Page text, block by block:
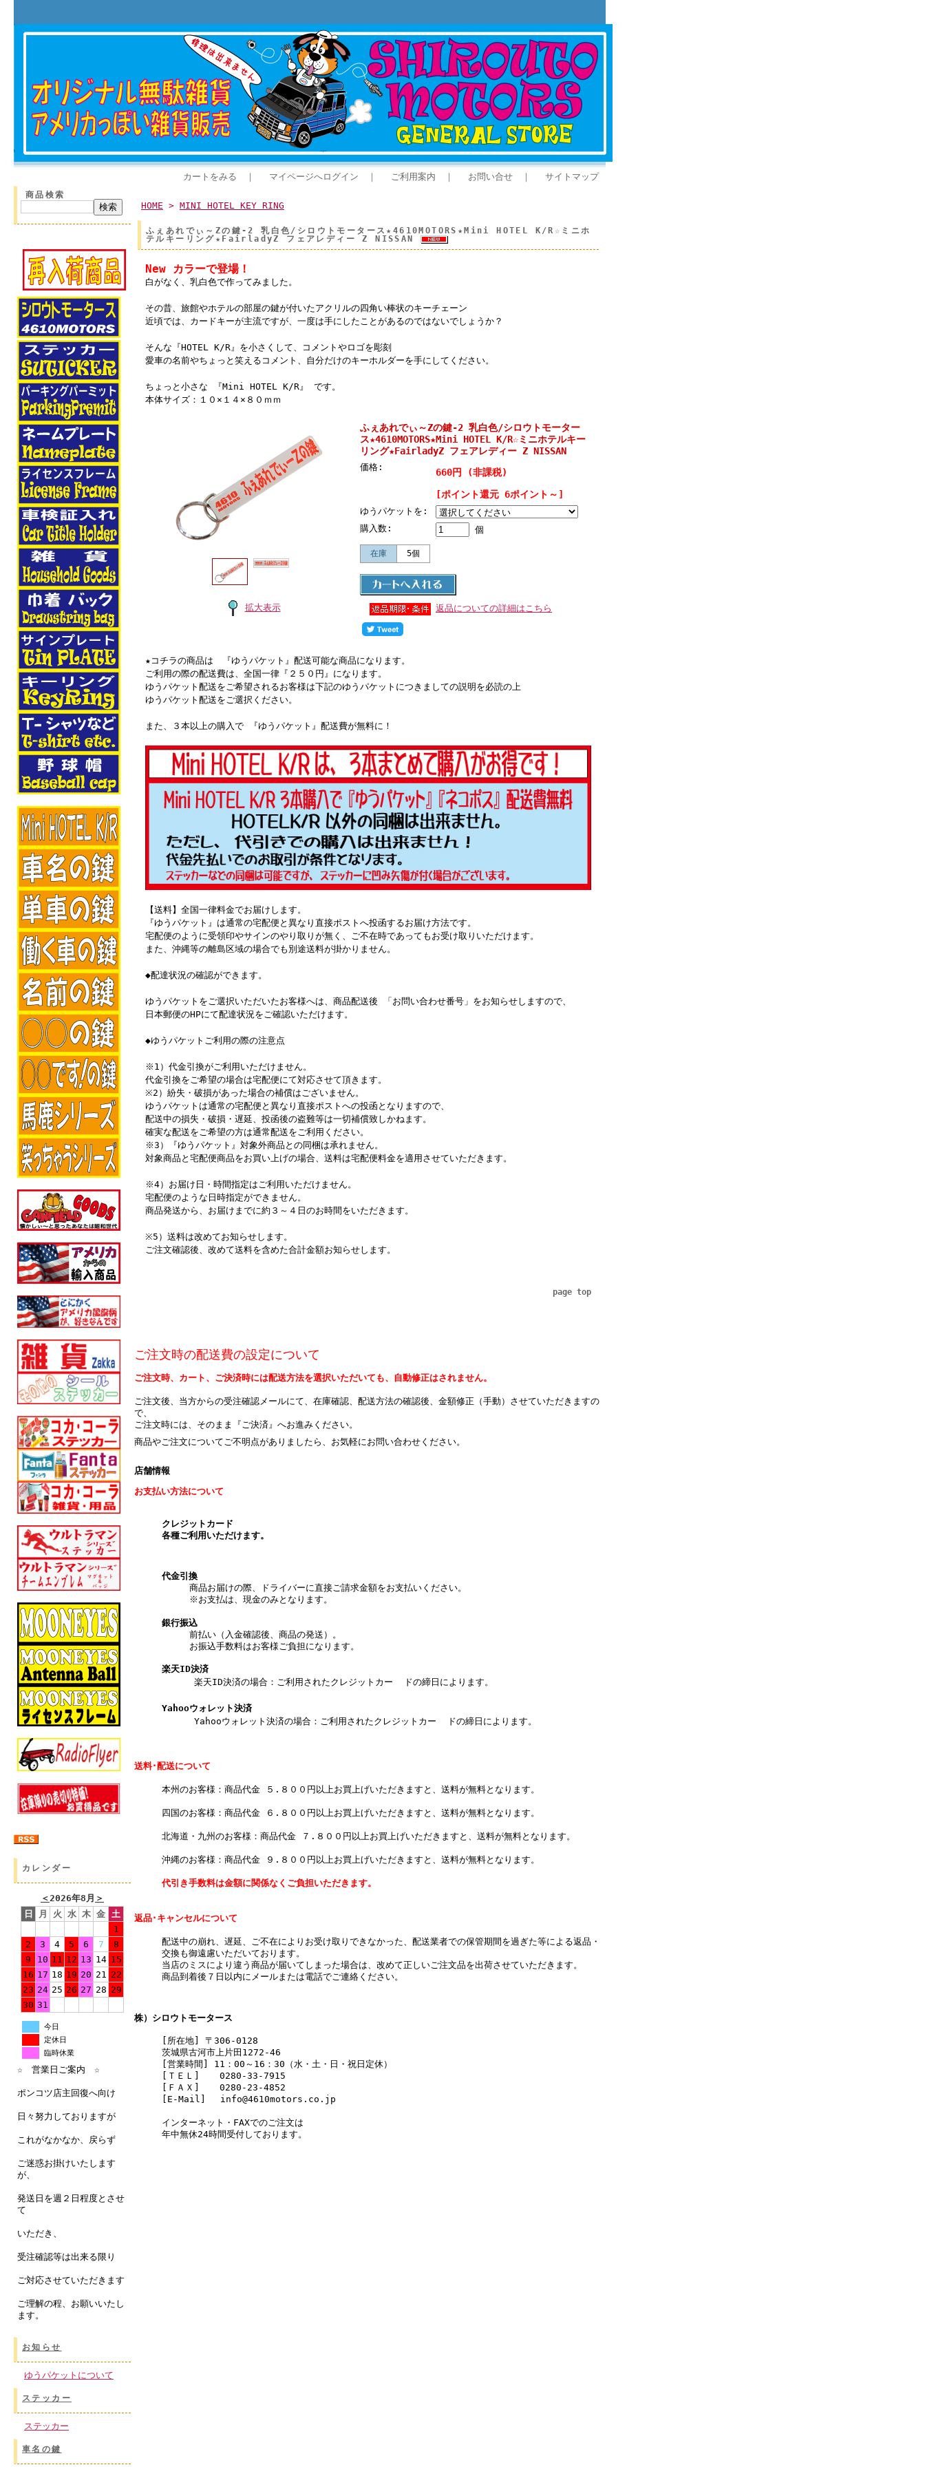
カートをみる ｜ マイページへログイン ｜ ご利用案内 ｜ お問い合せ ｜ サイトマップ
商品検索
カレンダー
＜2026年8月 ＞
日
月 火 水 木 金 土
1
2
3 4 5 6 7
8
9
10 11 12 13 14 15
16 17 18 19 20 21 22
23 24 25 26 27 28 29
30 31
今日
定休日
臨時休業
☆ 営業日ご案内 ☆
ポンコツ店主回復へ向け
日々努力しておりますが
これがなかなか、戻らず
ご迷惑お掛けいたします
が、
発送日を週２日程度とさせ
て
いただき、
受注確認等は出来る限り
ご対応させていただきます
ご理解の程、お願いいたし
ます。
お知らせ
ゆうパケットについて
ステッカー
ステッカー
車名の鍵
HOME > MINI HOTEL KEY RING
ふぇあれでぃ～Zの鍵-2 乳白色/シロウトモータース★4610MOTORS★Mini HOTEL K/R☆ミニホ
テルキーリング★FairladyZ フェアレディー Z NISSAN
New カラーで登場！
白がなく、乳白色で作ってみました。
その昔、旅館やホテルの部屋の鍵が付いたアクリルの四角い棒状のキーチェーン
近頃では、カードキーが主流ですが、一度は手にしたことがあるのではないでしょうか？
そんな『HOTEL K/R』を小さくして、コメントやロゴを彫刻
愛車の名前やちょっと笑えるコメント、自分だけのキーホルダーを手にしてください。
ちょっと小さな 『Mini HOTEL K/R』 です。
本体サイズ：１０×１４×８０ｍｍ
拡大表示
ふぇあれでぃ～Zの鍵-2 乳白色/シロウトモーター
ス★4610MOTORS★Mini HOTEL K/R☆ミニホテルキー
リング★FairladyZ フェアレディー Z NISSAN
価格:
660円 (非課税)
[ポイント還元 6ポイント～]
ゆうパケットを:
購入数:
個
在庫 5個
返品についての詳細はこちら
★コチラの商品は 『ゆうパケット』配送可能な商品になります。
ご利用の際の配送費は、全国一律『２５０円』になります。
ゆうパケット配送をご希望されるお客様は下記のゆうパケットにつきましての説明を必読の上
ゆうパケット配送をご選択ください。
また、３本以上の購入で 『ゆうパケット』配送費が無料に！
【送料】全国一律料金でお届けします。
『ゆうパケット』は通常の宅配便と異なり直接ポストへ投函するお届け方法です。
宅配便のように受領印やサインのやり取りが無く、ご不在時であってもお受け取りいただけます。
また、沖縄等の離島区域の場合でも別途送料が掛かりません。
◆配達状況の確認ができます。
ゆうパケットをご選択いただいたお客様へは、商品配送後 「お問い合わせ番号」をお知らせしますので、
日本郵便のHPにて配達状況をご確認いただけます。
◆ゆうパケットご利用の際の注意点
※1）代金引換がご利用いただけません。
代金引換をご希望の場合は宅配便にて対応させて頂きます。
※2）紛失・破損があった場合の補償はございません。
ゆうパケットは通常の宅配便と異なり直接ポストへの投函となりますので、
配送中の損失・破損・遅延、投函後の盗難等は一切補償致しかねます。
確実な配送をご希望の方は通常配送をご利用ください。
※3）『ゆうパケット』対象外商品との同梱は承れません。
対象商品と宅配便商品をお買い上げの場合、送料は宅配便料金を適用させていただきます。
※4）お届け日・時間指定はご利用いただけません。
宅配便のような日時指定ができません。
商品発送から、お届けまでに約３～４日のお時間をいただきます。
※5）送料は改めてお知らせします。
ご注文確認後、改めて送料を含めた合計金額お知らせします。
page top
ご注文時の配送費の設定について
ご注文時、カート、ご決済時には配送方法を選択いただいても、自動修正はされません。
ご注文後、当方からの受注確認メールにて、在庫確認、配送方法の確認後、金額修正（手動）させていただきますの
で、
ご注文時には、そのまま『ご決済』へお進みください。
商品やご注文についてご不明点がありましたら、お気軽にお問い合わせください。
店舗情報
お支払い方法について
クレジットカード
各種ご利用いただけます。
代金引換
商品お届けの際、ドライバーに直接ご請求金額をお支払いください。
※お支払は、現金のみとなります。
銀行振込
前払い（入金確認後、商品の発送）。
お振込手数料はお客様ご負担になります。
楽天ID決済
楽天ID決済の場合：ご利用されたクレジットカー ドの締日によります。
Yahooウォレット決済
Yahooウォレット決済の場合：ご利用されたクレジットカー ドの締日によります。
送料･配送について
本州のお客様：商品代金 ５.８００円以上お買上げいただきますと、送料が無料となります。
四国のお客様：商品代金 ６.８００円以上お買上げいただきますと、送料が無料となります。
北海道・九州のお客様：商品代金 ７.８００円以上お買上げいただきますと、送料が無料となります。
沖縄のお客様：商品代金 ９.８００円以上お買上げいただきますと、送料が無料となります。
代引き手数料は金額に関係なくご負担いただきます。
返品･キャンセルについて
配送中の崩れ、遅延、ご不在によりお受け取りできなかった、配送業者での保管期間を過ぎた等による返品・
交換も御遠慮いただいております。
当店のミスにより違う商品が届いてしまった場合は、改めて正しいご注文品を出荷させていただきます。
商品到着後７日以内にメールまたは電話でご連絡ください。
株）シロウトモータース
[所在地] 〒306-0128
茨城県古河市上片田1272-46
[営業時間] 11：00～16：30（水・土・日・祝日定休）
[ＴＥＬ] 0280-33-7915
[ＦＡＸ] 0280-23-4852
[E-Mail] info@4610motors.co.jp
インターネット・FAXでのご注文は
年中無休24時間受付しております。